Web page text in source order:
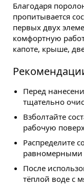
Благодаря
пропитывается
первых двух
комфортную
капоте, крыше,
Перед
тщательно
Взболтайте
рабочую
Распределите
равномерными
После
тёплой воде с